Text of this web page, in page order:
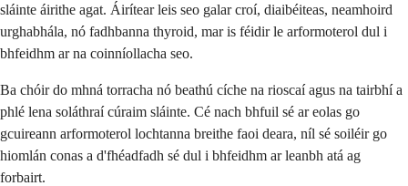
sláinte áirithe agat. Áirítear leis seo galar croí, diaibéiteas, neamhoird
urghabhála, nó fadhbanna thyroid, mar is féidir le arformoterol dul i
bhfeidhm ar na coinníollacha seo.
Ba chóir do mhná torracha nó beathú cíche na rioscaí agus na tairbhí a
phlé lena soláthraí cúraim sláinte. Cé nach bhfuil sé ar eolas go
gcuireann arformoterol lochtanna breithe faoi deara, níl sé soiléir go
hiomlán conas a d'fhéadfadh sé dul i bhfeidhm ar leanbh atá ag
forbairt.